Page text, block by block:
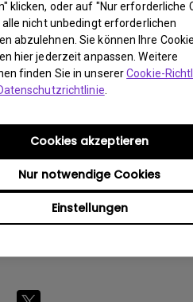
klicken, oder auf "Nur erforderliche
alle nicht unbedingt erforderlichen
abzulehnen. Sie können Ihre
hier jederzeit anpassen. Weitere
finden Sie in unsererCookie-
Einstellungen
Nur notwendige Cookies
Cookies akzeptieren